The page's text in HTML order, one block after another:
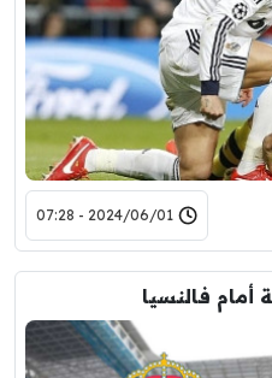
2024/06/01 - 07:28
أمام فالنسيا